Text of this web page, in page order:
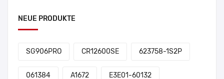
NEUE PRODUKTE
SG906PRO CR12600SE 623758-1S2P
061384 A1672 E3E01-60132